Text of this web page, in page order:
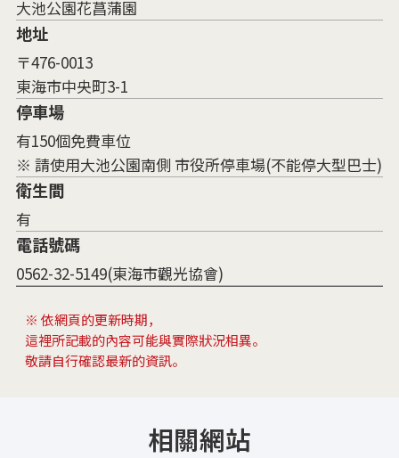
大池公園花菖蒲園
地址
〒476-0013
東海市中央町3-1
停車場
有150個免費車位
※ 請使用大池公園南側 市役所停車場(不能停大型巴士)
衛生間
有
電話號碼
0562-32-5149(東海市觀光協會)
※ 依網頁的更新時期，
這裡所記載的內容可能與實際狀況相異。
敬請自行確認最新的資訊。
相關網站